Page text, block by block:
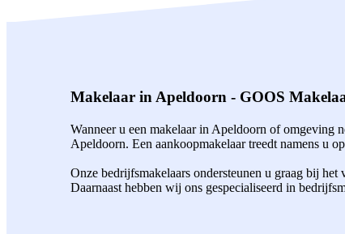
Makelaar in Apeldoorn - GOOS
Wanneer u een makelaar in Apeldoorn of
Apeldoorn. Een aankoopmakelaar treedt namens u
Onze bedrijfsmakelaars ondersteunen u graag bij
Daarnaast hebben wij ons gespecialiseerd in